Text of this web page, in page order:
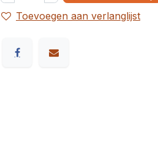
Toevoegen aan verlanglijst